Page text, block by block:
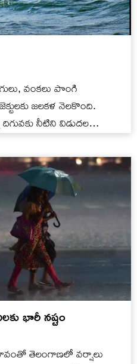
వంకలు పొంగి
జలకళ నెలకొంది.
దిగువకు నీటిని విడుదల
భారీ నష్టం
తెలంగాణలో వర్షాలు